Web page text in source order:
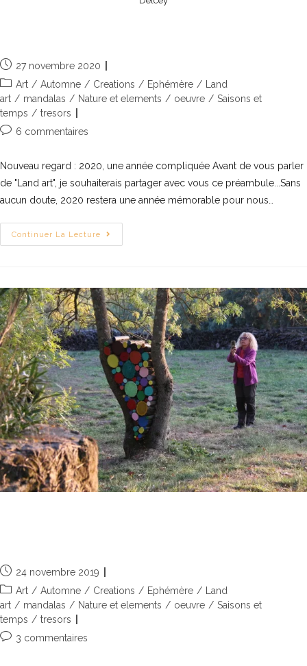
27 novembre 2020
Art / Automne / Creations / Ephémère / Land
art / mandalas / Nature et elements / oeuvre / Saisons et
temps / tresors
6 commentaires
Nouveau regard : 2020, une année compliquée​ Avant de vous parler
de "Land art", je souhaiterais partager avec vous ce préambule...Sans
aucun doute, 2020 restera une année mémorable pour nous…
Continuer La Lecture
24 novembre 2019
Art / Automne / Creations / Ephémère /
Land
art / mandalas / Nature et elements / oeuvre / Saisons et
temps / tresors
3 commentaires